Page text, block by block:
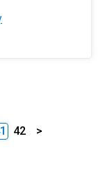
42 >